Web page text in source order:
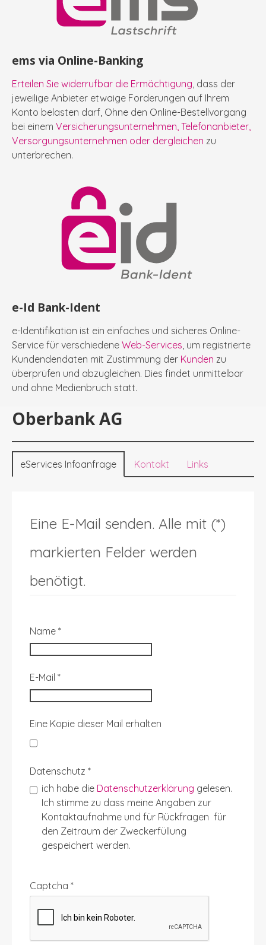
ems via Online-Banking
Erteilen Sie widerrufbar die Ermächtigung, dass der
jeweilige Anbieter etwaige Forderungen auf Ihrem
Konto belasten darf, Ohne den Online-Bestellvorgang
bei einem Versicherungsunternehmen, Telefonanbieter,
Versorgungsunternehmen oder dergleichen zu
unterbrechen.
e-Id Bank-Ident
e-Identifikation ist ein einfaches und sicheres Online-
Service für verschiedene Web-Services, um registrierte
Kundendendaten mit Zustimmung der Kunden zu
überprüfen und abzugleichen. Dies findet unmittelbar
und ohne Medienbruch statt.
Oberbank AG
eServices Infoanfrage Kontakt Links
Eine E-Mail senden. Alle mit (*)
markierten Felder werden
benötigt.
Name *
E-Mail *
Eine Kopie dieser Mail erhalten
Datenschutz *
ich habe die Datenschutzerklärung gelesen.
Ich stimme zu dass meine Angaben zur
Kontaktaufnahme und für Rückfragen für
den Zeitraum der Zweckerfüllung
gespeichert werden.
Captcha *